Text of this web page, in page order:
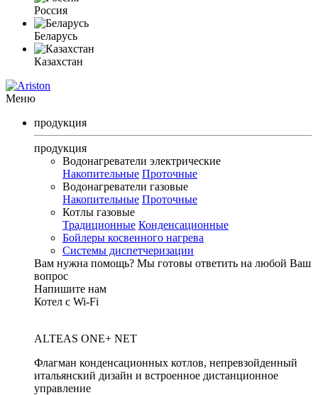
Россия
Беларусь
Казахстан
Меню
продукция
продукция
Водонагреватели электрические
Накопительные Проточные
Водонагреватели газовые
Накопительные Проточные
Котлы газовые
Традиционные Конденсационные
Бойлеры косвенного нагрева
Системы диспетчеризации
Вам нужна помощь? Мы готовы ответить на любой Ваш
вопрос
Напишите нам
Котел с Wi-Fi
ALTEAS ONE+ NET
Флагман конденсационных котлов, непревзойденный
итальянский дизайн и встроенное дистанционное
управление